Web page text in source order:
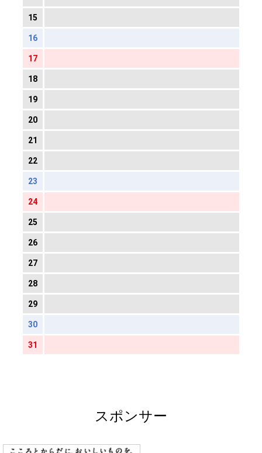
15
16
17
18
19
20
21
22
23
24
25
26
27
28
29
30
31
スポンサー